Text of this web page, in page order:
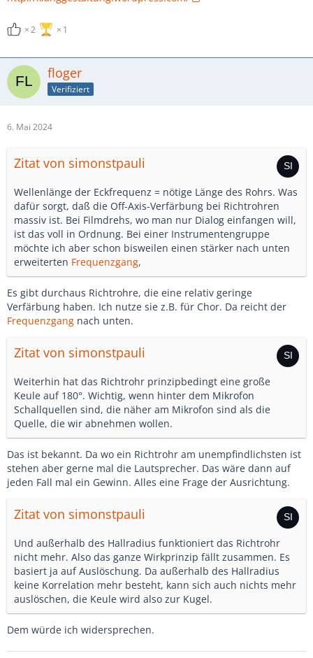
2 1
floger
Verifiziert
6. Mai 2024
Zitat von simonstpauli
Wellenlänge der Eckfrequenz = nötige Länge des Rohrs. Was
dafür sorgt, daß die Off-Axis-Verfärbung bei Richtrohren
massiv ist. Bei Filmdrehs, wo man nur Dialog einfangen will,
ist das voll in Ordnung. Bei einer Instrumentengruppe
möchte ich aber schon bisweilen einen stärker nach unten
erweiterten Frequenzgang,
Es gibt durchaus Richtrohre, die eine relativ geringe
Verfärbung haben. Ich nutze sie z.B. für Chor. Da reicht der
Frequenzgang nach unten.
Zitat von simonstpauli
Weiterhin hat das Richtrohr prinzipbedingt eine große
Keule auf 180°. Wichtig, wenn hinter dem Mikrofon
Schallquellen sind, die näher am Mikrofon sind als die
Quelle, die wir abnehmen wollen.
Das ist bekannt. Da wo ein Richtrohr am unempfindlichsten ist
stehen aber gerne mal die Lautsprecher. Das wäre dann auf
jeden Fall mal ein Gewinn. Alles eine Frage der Ausrichtung.
Zitat von simonstpauli
Und außerhalb des Hallradius funktioniert das Richtrohr
nicht mehr. Also das ganze Wirkprinzip fällt zusammen. Es
basiert ja auf Auslöschung. Da außerhalb des Hallradius
keine Korrelation mehr besteht, kann sich auch nichts mehr
auslöschen, die Keule wird also zur Kugel.
Dem würde ich widersprechen.